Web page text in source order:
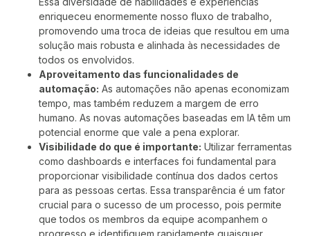
enriqueceu enormemente nosso fluxo de trabalho,
promovendo uma troca de ideias que resultou em uma
solução mais robusta e alinhada às necessidades de
todos os envolvidos.
Aproveitamento das funcionalidades de
automação: As automações não apenas economizam
tempo, mas também reduzem a margem de erro
humano. As novas automações baseadas em IA têm um
potencial enorme que vale a pena explorar.
Visibilidade do que é importante: Utilizar ferramentas
como dashboards e interfaces foi fundamental para
proporcionar visibilidade contínua dos dados certos
para as pessoas certas. Essa transparência é um fator
crucial para o sucesso de um processo, pois permite
que todos os membros da equipe acompanhem o
progresso e identifiquem rapidamente quaisquer